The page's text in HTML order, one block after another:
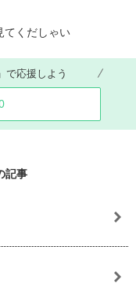
てくだしゃい
で応援しよう
記事